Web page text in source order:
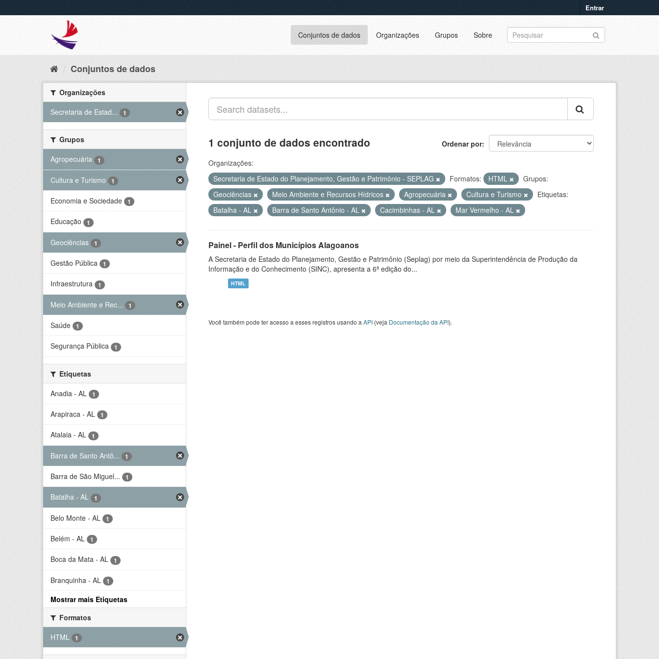
Entrar
Conjuntos de dados Organizações Grupos Sobre
Conjuntos de dados
Organizações
Secretaria de Estad...
1
Grupos
Agropecuária
1
Cultura e Turismo 1
Economia e Sociedade 1
Educação 1
Geociências 1
Gestão Pública 1
Infraestrutura 1
Meio Ambiente e Rec... 1
Saúde 1
Segurança Pública 1
Etiquetas
Anadia - AL
1
Arapiraca - AL 1
Atalaia - AL 1
Barra de Santo Antô... 1
Barra de São Miguel... 1
Batalha - AL 1
Belo Monte - AL 1
Belém - AL 1
Boca da Mata - AL 1
Branquinha - AL 1
Mostrar mais Etiquetas
Formatos
HTML
1
Ordenar por
1 conjunto de dados encontrado
Organizações:
Secretaria de Estado do Planejamento, Gestão e Patrimônio - SEPLAG
Formatos: HTML
Grupos:
Geociências
Meio Ambiente e Recursos Hídricos Agropecuária Cultura e Turismo
Etiquetas:
Batalha - AL
Barra de Santo Antônio - AL Cacimbinhas - AL Mar Vermelho - AL
Painel - Perfil dos Municípios Alagoanos
A Secretaria de Estado do Planejamento, Gestão e Patrimônio (Seplag) por meio da Superintendência de Produção da
Informação e do Conhecimento (SINC), apresenta a 6ª edição do...
HTML
Você também pode ter acesso a esses registros usando a API (veja Documentação da API).